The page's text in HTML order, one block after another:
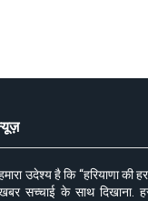
उदेश्य है कि “हरियाणा की
सच्चाई के साथ दिखाना.